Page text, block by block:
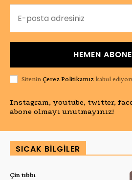
HEMEN
Sitenin Çerez Politikamızkabul
Instagram, youtube, twitter,
abone olmayı unutmayınız!
SICAK BILGILER
Çin tıbbı